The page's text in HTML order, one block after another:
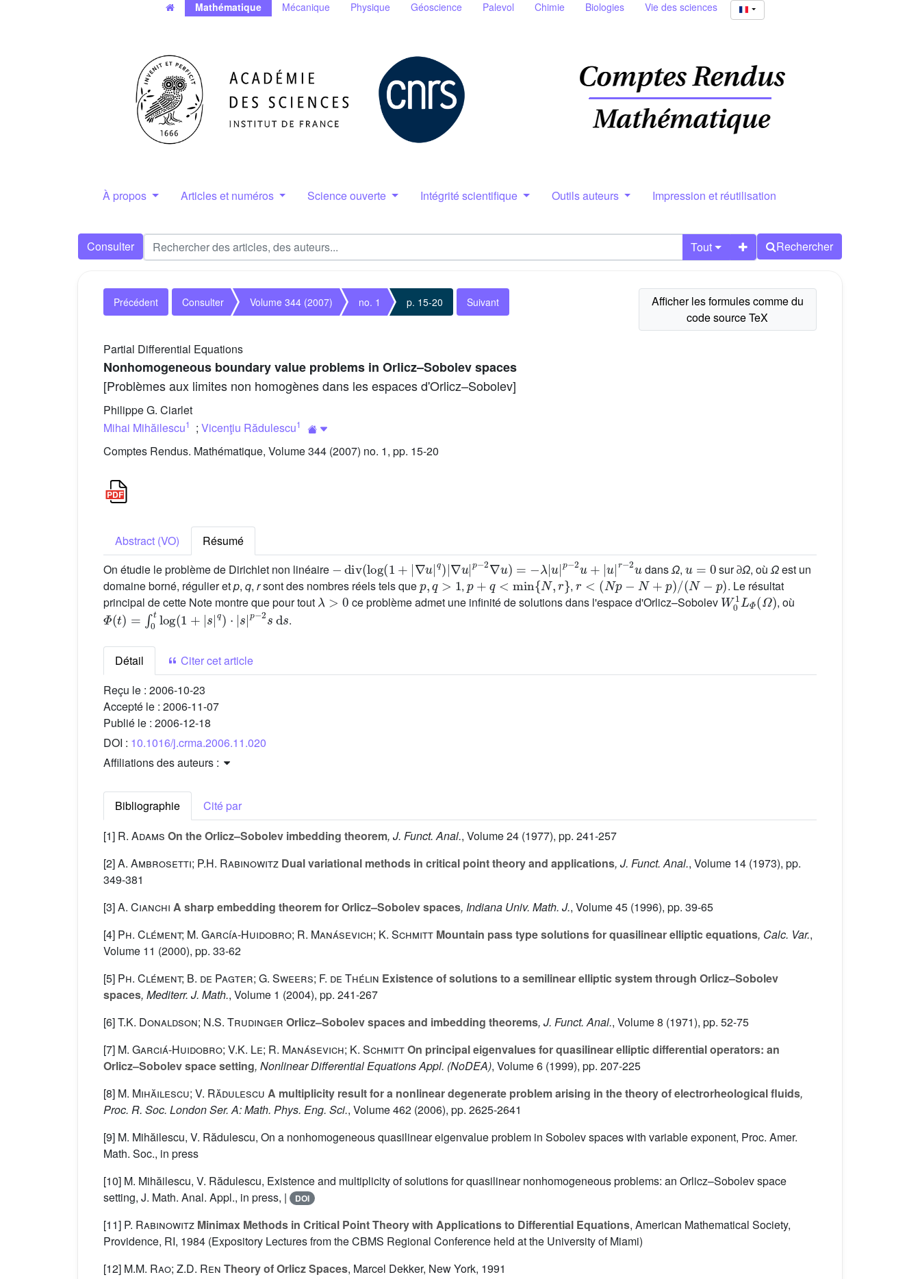
Mathématique Mécanique Physique Géoscience Palevol Chimie Biologies Vie des sciences
À propos Articles et numéros Science ouverte Intégrité scientifique Outils auteurs Impression et réutilisation
Consulter Tout Rechercher
Précédent Consulter Volume 344 (2007) no. 1 p. 15-20 Suivant
Partial Differential Equations
Nonhomogeneous boundary value problems in Orlicz–Sobolev spaces
[Problèmes aux limites non homogènes dans les espaces d'Orlicz–Sobolev]
Philippe G. Ciarlet
Mihai Mihăilescu1 ; Vicenţiu Rădulescu1
Comptes Rendus. Mathématique, Volume 344 (2007) no. 1, pp. 15-20
Abstract (VO)
Résumé
On étudie le problème de Dirichlet non linéaire
−div(log(1+|∇u|q)|∇u|p−2∇u)=−λ|u|p−2u+|u|r−2u
dansΩ,
u=0
sur ∂Ω, oùΩest un
domaine borné, régulier etp, q, rsont des nombres réels tels que
p,q>1
,
p <min{N,r}
,
r<(N p− p)/(N−p)
. Le résultat
principal de cette Note montre que pour tout
λ>0
ce problème admet une infinité de solutions dans l'espace d'Orlicz–Sobolev
W 01LΦ(Ω)
, où
Φ(t)=∫0tlog(1+|s|q)⋅s|p−2sds
.
Détail
Citer cet article
Reçu le : 2006-10-23
Accepté le : 2006-11-07
Publié le : 2006-12-18
DOI : 10.1016/j.crma.2006.11.020
Affiliations des auteurs :
Bibliographie
Cité par
[1] R. Adams On the Orlicz–Sobolev imbedding theorem, J. Funct. Anal., Volume 24 (1977), pp. 241-257
[2]A. Ambrosetti; P.H. Rabinowitz Dual variational methods in critical point theory and applications, J. Funct. Anal., Volume 14 (1973), pp.
349-381
[3]A. Cianchi A sharp embedding theorem for Orlicz–Sobolev spaces, Indiana Univ. Math. J., Volume 45 (1996), pp. 39-65
[4] Ph. Clément; M. García-Huidobro; R. Manásevich; K. Schmitt Mountain pass type solutions for quasilinear elliptic equations, Calc. Var.,
Volume 11 (2000), pp. 33-62
[5] Ph. Clément; B. de Pagter; G. Sweers; F. de Thélin Existence of solutions to a semilinear elliptic system through Orlicz–Sobolev
spaces, Mediterr. J. Math., Volume 1 (2004), pp. 241-267
[6]T.K. Donaldson; N.S. Trudinger Orlicz–Sobolev spaces and imbedding theorems, J. Funct. Anal., Volume 8 (1971), pp. 52-75
[7] M. Garciá-Huidobro; V.K. Le; R. Manásevich; K. SchmittOn principal eigenvalues for quasilinear elliptic differential operators: an
Orlicz–Sobolev space setting, Nonlinear Differential Equations Appl. (NoDEA), Volume 6 (1999), pp. 207-225
[8] M. Mihăilescu; V. Rădulescu A multiplicity result for a nonlinear degenerate problem arising in the theory of electrorheological fluids,
Proc. R. Soc. London Ser. A: Math. Phys. Eng. Sci., Volume 462 (2006), pp. 2625-2641
[9] M. Mihăilescu, V. Rădulescu, On a nonhomogeneous quasilinear eigenvalue problem in Sobolev spaces with variable exponent, Proc. Amer.
Math. Soc., in press
[10] M. Mihăilescu, V. Rădulescu, Existence and multiplicity of solutions for quasilinear nonhomogeneous problems: an Orlicz–Sobolev space
setting, J. Math. Anal. Appl., in press, |
DOI
[11] P. Rabinowitz Minimax Methods in Critical Point Theory with Applications to Differential Equations, American Mathematical Society,
Providence, RI, 1984 (Expository Lectures from the CBMS Regional Conference held at the University of Miami)
[12] M.M. Rao; Z.D. Ren Theory of Orlicz Spaces, Marcel Dekker, New York, 1991